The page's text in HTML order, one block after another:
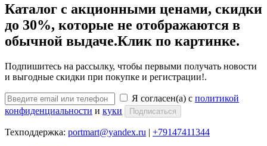
Каталог с акционными ценами, скидки
до 30%, которые не отображаются в
обычной выдаче.Клик по картинке.
Подпишитесь на рассылку, чтобы первыми получать новости
и выгодные скидки при покупке и регистрации!.
Я согласен(а) с политикой
конфиденциальности и куки Подписаться
Техподдержка: portmart@yandex.ru | +79147411344